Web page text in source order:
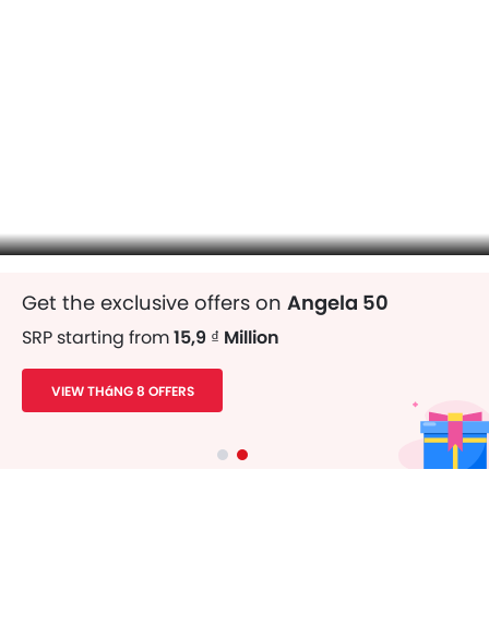
Get the exclusive offers on Angela 50
SRP starting from15,9 ₫ Million
VIEW THáNG 8 OFFERS